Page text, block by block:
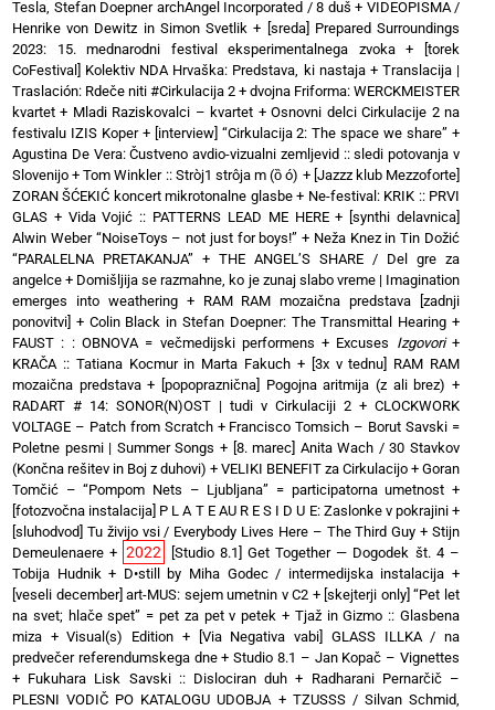
Tesla, Stefan Doepner archAngel Incorporated / 8 duš + VIDEOPISMA /
Henrike von Dewitz in Simon Svetlik + [sreda] Prepared Surroundings
2023: 15. mednarodni festival eksperimentalnega zvoka+
[torek
CoFestival] Kolektiv NDA Hrvaška: Predstava, ki nastaja+ Translacija |
Traslación: Rdeče niti #Cirkulacija 2 + dvojna Friforma: WERCKMEISTER
kvartet + Mladi Raziskovalci – kvartet +Osnovni delci Cirkulacije 2 na
festivalu IZIS Koper+ [interview] “Cirkulacija 2: The space we share” +
Agustina De Vera: Čustveno avdio-vizualni zemljevid :: sledi potovanja v
Slovenijo +Tom Winkler :: Stròj1 strôja m (ȍ ó) + [Jazzz klub Mezzoforte]
ZORAN ŠĆEKIĆ koncert mikrotonalne glasbe+ Ne-festival: KRIK :: PRVI
GLAS + Vida Vojić :: PATTERNS LEAD ME HERE+ [synthi delavnica]
Alwin Weber “NoiseToys – not just for boys!” + Neža Knez in Tin Dožić
“PARALELNA PRETAKANJA” + THE ANGEL’S SHARE / Del gre za
angelce + Domišljija se razmahne, ko je zunaj slabo vreme | Imagination
emerges into weathering+ RAM RAM mozaična predstava [zadnji
ponovitvi] + Colin Black in Stefan Doepner: The Transmittal Hearing +
FAUST : : OBNOVA = večmedijski performens + Excuses Izgovori+
KRAČA :: Tatiana Kocmur in Marta Fakuch + [3x v tednu] RAM RAM
mozaična predstava+ [popopraznična] Pogojna aritmija (z ali brez) +
RADART # 14: SONOR(N)OST | tudi v Cirkulaciji 2 + CLOCKWORK
VOLTAGE – Patch from Scratch+ Francisco Tomsich – Borut Savski =
Poletne pesmi | Summer Songs + [8. marec] Anita Wach / 30 Stavkov
(Končna rešitev in Boj z duhovi) + VELIKI BENEFIT za Cirkulacijo + Goran
Tomčić – “Pompom Nets – Ljubljana” = participatorna umetnost +
[fotozvočna instalacija] P L A T E AU R E S I D U E: Zaslonke v pokrajini+
[sluhodvod] Tu živijo vsi / Everybody Lives Here – The Third Guy + Stijn
Demeulenaere + 2022
[Studio 8.1] Get Together — Dogodek št. 4 –
Tobija Hudnik + D•still by Miha Godec / intermedijska instalacija +
[veseli december] art-MUS: sejem umetnin v C2 + [skejterji only] “Pet let
na svet; hlače spet” = pet za pet v petek + Tjaž in Gizmo :: Glasbena
miza + Visual(s) Edition +
[Via Negativa vabi] GLASS ILLKA / na
predvečer referendumskega dne+Studio 8.1 – Jan Kopač – Vignettes
+ Fukuhara Lisk Savski :: Dislociran duh + Radharani Pernarčič –
PLESNI VODIČ PO KATALOGU UDOBJA + TZUSSS / Silvan Schmid,